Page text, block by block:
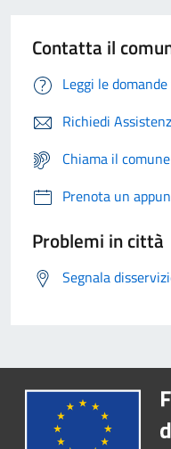
Contatta il
Leggi le
Richiedi
Chiama il
Prenota un
Problemi in città
Segnala